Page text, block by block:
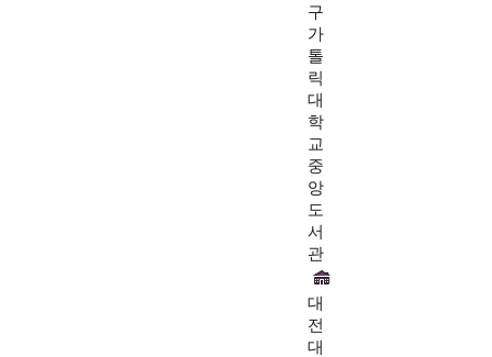
구
가
톨
릭
대
학
교
중
앙
도
서
관
대
전
대